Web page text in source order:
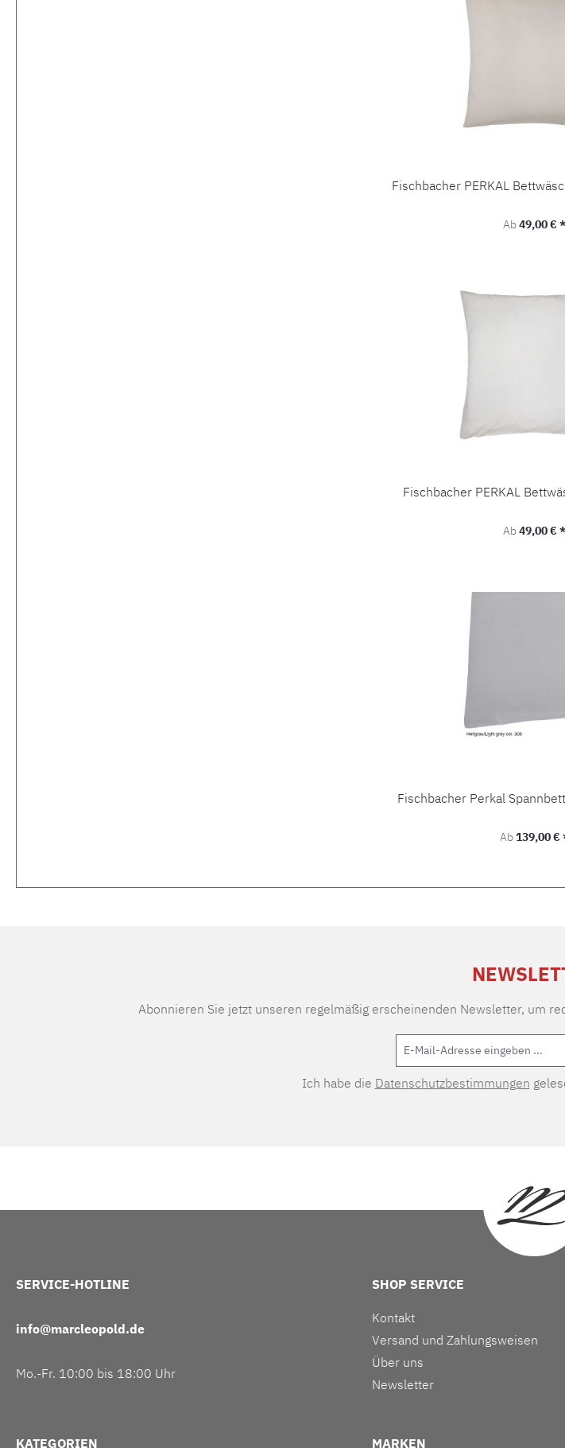
Fischbacher PERKAL
Regulärer
Ab49,00 € *
Fischbacher PERKAL
Regulärer
Ab49,00 € *
Fischbacher Perkal
Regulärer
Ab139,00 €
Abonnieren Sie jetzt unseren regelmäßig erscheinenden Newsletter, um
Ich habe die Datenschutzbestimmungen
SERVICE-HOTLINE
info@marcleopold.de
Mo.-Fr. 10:00 bis 18:00 Uhr
SHOP SERVICE
Kontakt
Versand und Zahlungsweisen
Über uns
Newsletter
KATEGORIEN MARKEN